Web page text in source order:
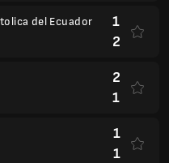
del Ecuador
1
2
2
1
1
1